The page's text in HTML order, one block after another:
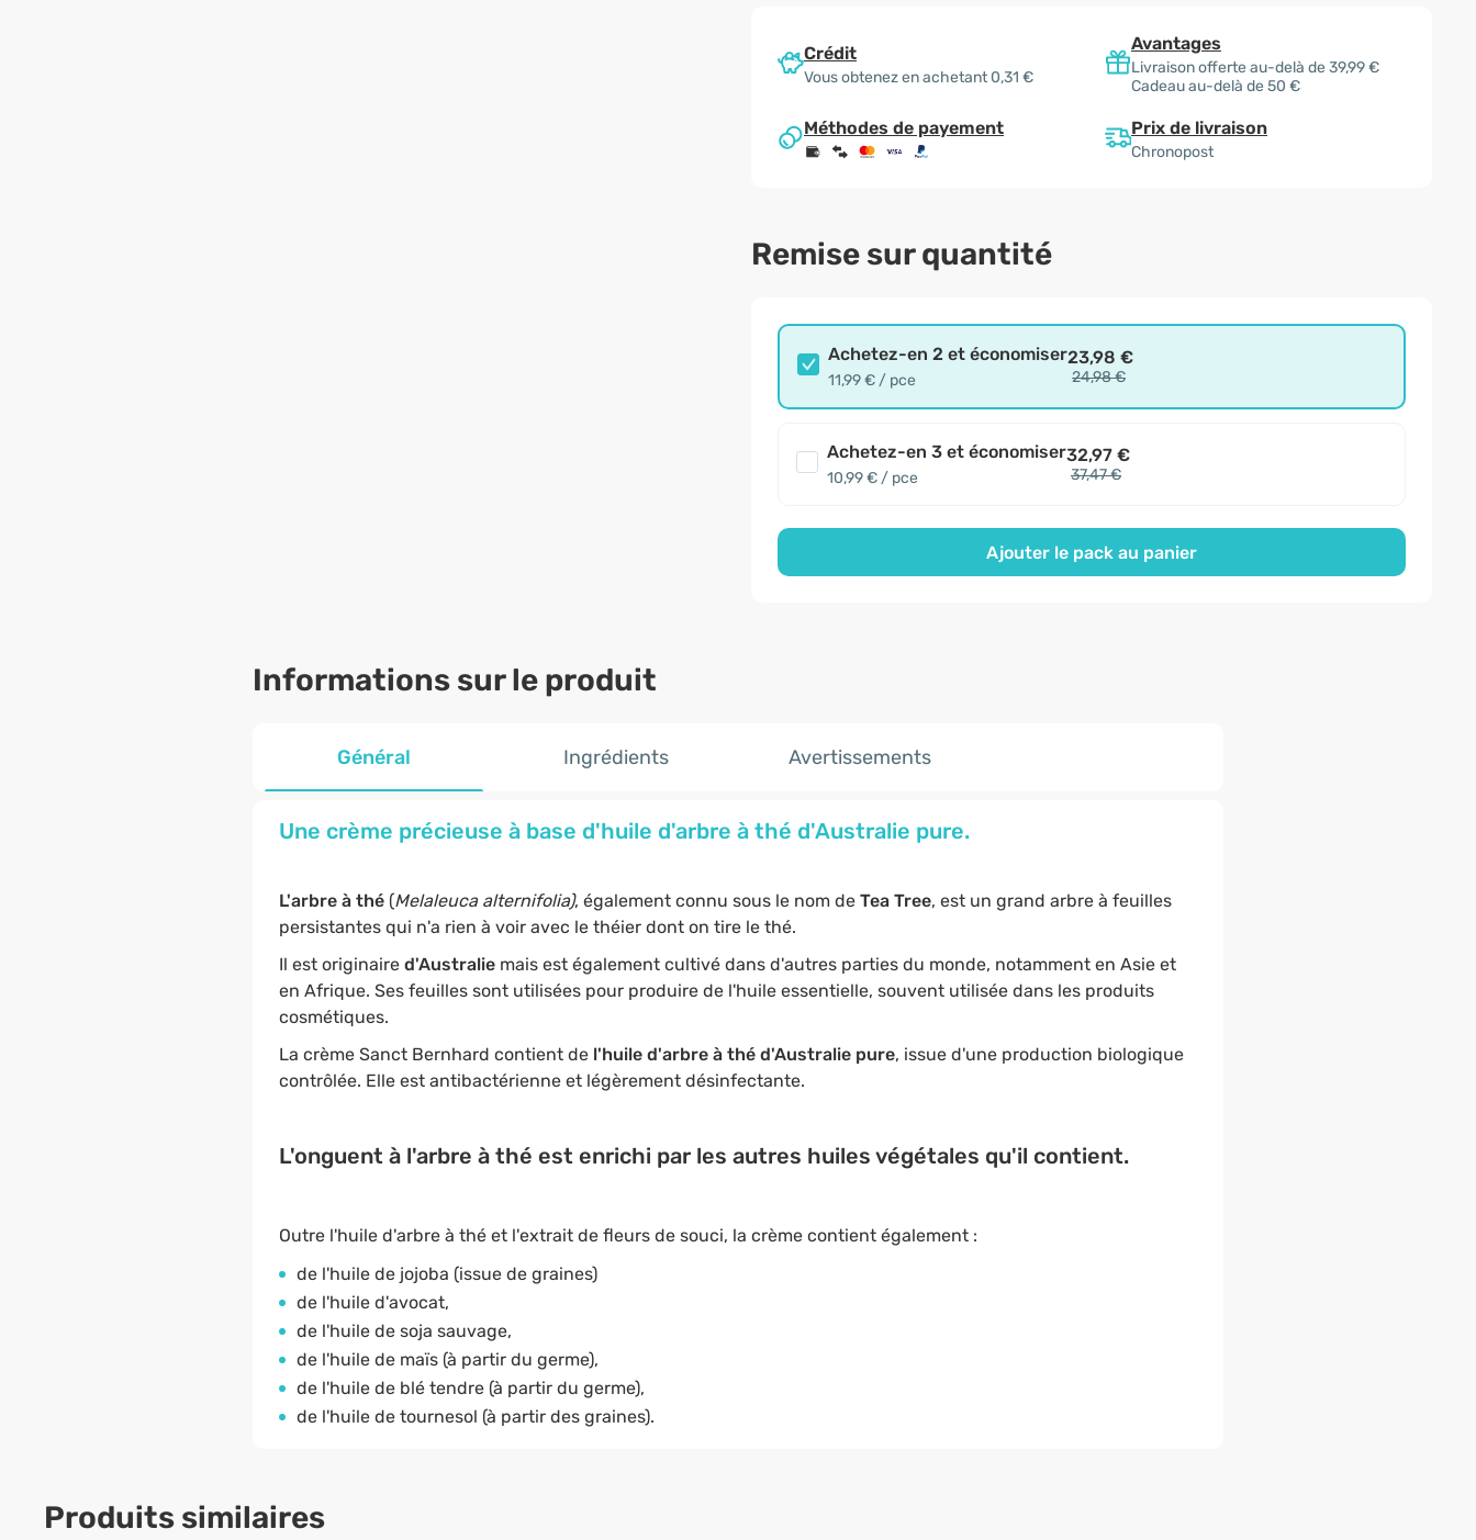
Crédit
Vous obtenez en achetant 0,31 €
Avantages
Livraison offerte au-delà de 39,99 €
Cadeau au-delà de 50 €
Méthodes de payement Prix de livraison
Chronopost
Remise sur quantité
Achetez-en 2 et économiser
11,99 € / pce
23,98 €
24,98 €
Achetez-en 3 et économiser
10,99 € / pce
32,97 €
37,47 €
Ajouter le pack au panier
Informations sur le produit
Général Ingrédients Avertissements
Une crème précieuse à base d'huile d'arbre à thé d'Australie pure.
L'arbre à thé(Melaleuca alternifolia), également connu sous le nom de Tea Tree, est un grand arbre à feuilles
persistantes qui n'a rien à voir avec le théier dont on tire le thé.
Il est originaire d'Australie mais est également cultivé dans d'autres parties du monde, notamment en Asie et
en Afrique. Ses feuilles sont utilisées pour produire de l'huile essentielle, souvent utilisée dans les produits
cosmétiques.
La crème Sanct Bernhard contient del'huile d'arbre à thé d'Australie pure, issue d'une production biologique
contrôlée. Elle est antibactérienne et légèrement désinfectante.
L'onguent à l'arbre à thé est enrichi par les autres huiles végétales qu'il contient.
Outre l'huile d'arbre à thé et l'extrait de fleurs de souci, la crème contient également :
de l'huile de jojoba (issue de graines)
de l'huile d'avocat,
de l'huile de soja sauvage,
de l'huile de maïs (à partir du germe),
de l'huile de blé tendre (à partir du germe),
de l'huile de tournesol (à partir des graines).
Produits similaires